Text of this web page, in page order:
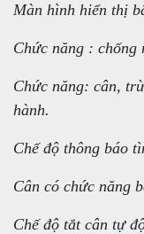
Màn hình hiển thị
Chức năng :
Chức năng: cân,
hành.
Chế độ thông báo
Cân có chức năng
Chế độ tắt cân tự